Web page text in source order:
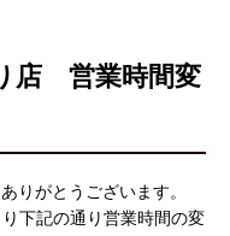
店 営業時間変
りがとうございます。
下記の通り営業時間の変